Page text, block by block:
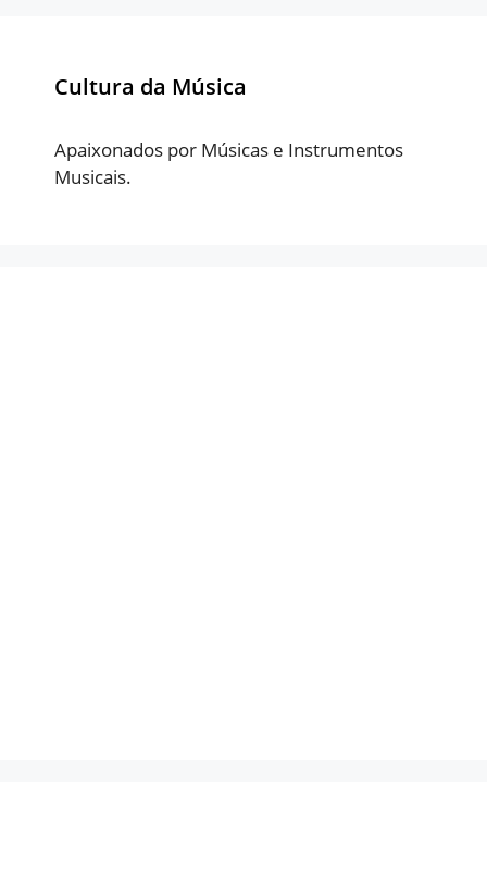
Cultura da Música
Apaixonados por Músicas e Instrumentos
Musicais.